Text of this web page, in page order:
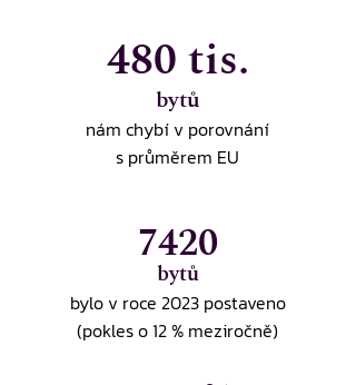
7420
bytů
bylo v roce 2023 postaveno
(pokles o 12 % meziročně)
480 tis.
bytů
nám chybí v porovnání
s průměrem EU